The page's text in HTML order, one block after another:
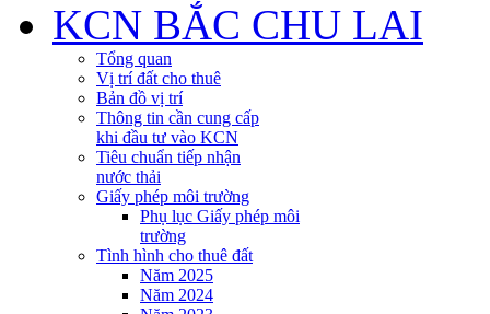
KCN BẮC CHU LAI
Tổng quan
Vị trí đất cho thuê
Bản đồ vị trí
Thông tin cần cung cấp
khi đầu tư vào KCN
Tiêu chuẩn tiếp nhận
nước thải
Giấy phép môi trường
Phụ lục Giấy phép môi
trường
Tình hình cho thuê đất
Năm 2025
Năm 2024